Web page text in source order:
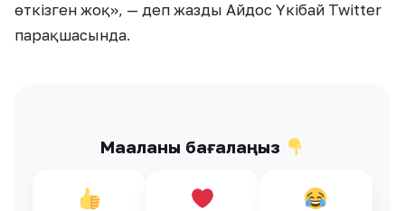
өткізген жоқ», — деп жазды Айдос Үкібай Twitter
парақшасында.
Мақаланы бағалаңыз